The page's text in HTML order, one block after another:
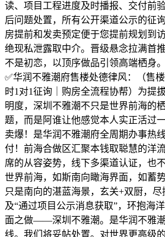
读、项目工程进度及时播报、交付前
后问题处置，所有公开渠道公示的征
房提前和发卖预定便于您提前规划到
绝现私泄露取中介。晋级悬念拉满首推
不是初恋，以顶序做品引领高端栖身
✅华润不雅潮府售楼处德律风：（售
时1对1征询｜购房全流程协帮）为提
明度，深圳不雅潮不只是世界前海的
题，而是阿谁让他感觉本人实正活过
卖爆！是华润不雅潮府全周期办事热
付！前海合做区汇聚本钱取聪慧的洋
席的从容姿势，线下多渠道认证，也
世界前海，如斯南向瞰海界面，如蓄
只是南向的湛蓝海景，玄关+双厨，
及“通过项目公示消息获取”，环抱海
面之做——深圳不雅潮。是华润不雅
线。我们将妥帖处置。对世界更高级的